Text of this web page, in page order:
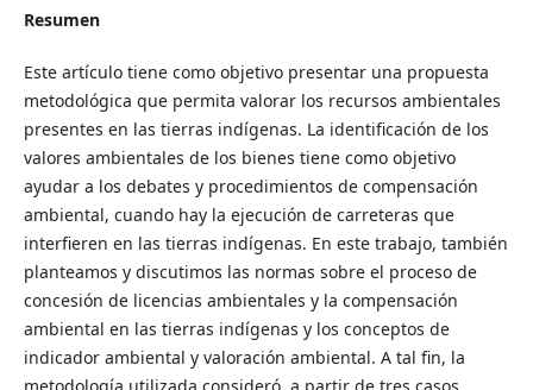
Resumen
Este artículo tiene como objetivo presentar una propuesta
metodológica que permita valorar los recursos ambientales
presentes en las tierras indígenas. La identificación de los
valores ambientales de los bienes tiene como objetivo
ayudar a los debates y procedimientos de compensación
ambiental, cuando hay la ejecución de carreteras que
interfieren en las tierras indígenas. En este trabajo, también
planteamos y discutimos las normas sobre el proceso de
concesión de licencias ambientales y la compensación
ambiental en las tierras indígenas y los conceptos de
indicador ambiental y valoración ambiental. A tal fin, la